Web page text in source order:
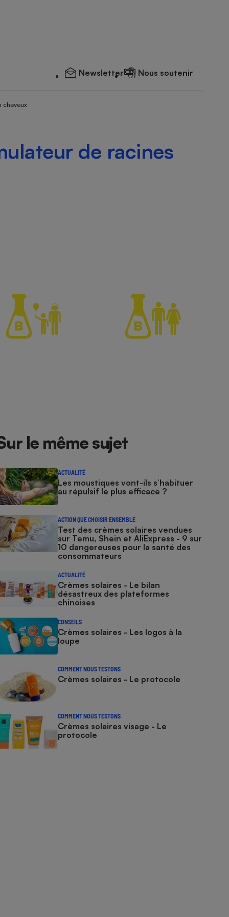
Newsletter Nous soutenir
cheveux
de racines
le même sujet
ACTUALITÉ
Les moustiques vont-ils s’habituer
au répulsif le plus efficace ?
ACTION QUE CHOISIR ENSEMBLE
Test des crèmes solaires vendues
sur Temu, Shein et AliExpress - 9 sur
10 dangereuses pour la santé des
consommateurs
ACTUALITÉ
Crèmes solaires - Le bilan
désastreux des plateformes
chinoises
CONSEILS
Crèmes solaires - Les logos à la
loupe
COMMENT NOUS TESTONS
Crèmes solaires - Le protocole
COMMENT NOUS TESTONS
Crèmes solaires visage - Le
protocole